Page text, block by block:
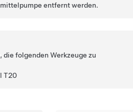
entfernt werden.
die folgenden Werkzeuge zu
T20